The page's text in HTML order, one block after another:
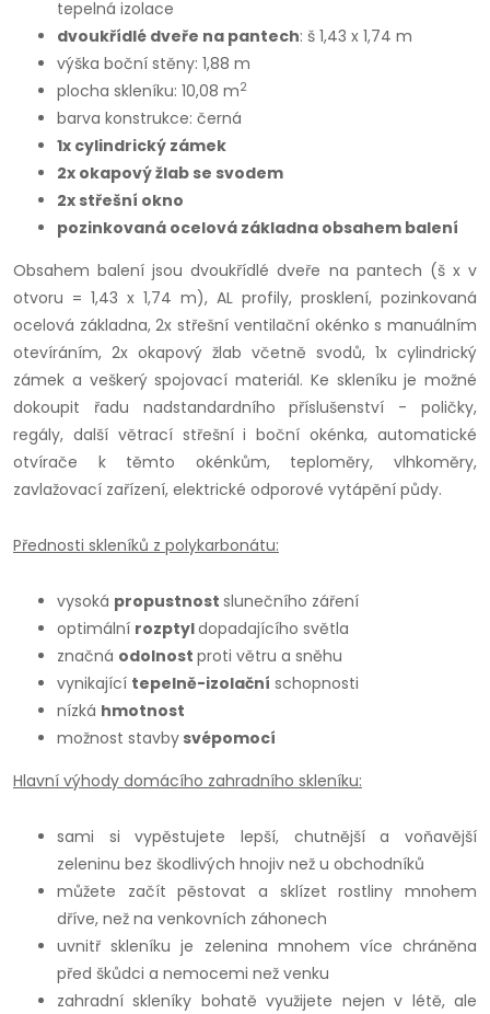
tepelná izolace
dvoukřídlé dveře na pantech: š 1,43 x 1,74 m
výška boční stěny: 1,88 m
plocha skleníku: 10,08 m2
barva konstrukce: černá
1x cylindrický zámek
2x okapový žlab se svodem
2x střešní okno
pozinkovaná ocelová základna obsahem balení
Obsahem balení jsou dvoukřídlé dveře na pantech (š x v
otvoru = 1,43 x 1,74 m), AL profily, prosklení, pozinkovaná
ocelová základna, 2x střešní ventilační okénko s manuálním
otevíráním, 2x okapový žlab včetně svodů, 1x cylindrický
zámek a veškerý spojovací materiál. Ke skleníku je možné
dokoupit řadu nadstandardního příslušenství - poličky,
regály, další větrací střešní i boční okénka, automatické
otvírače k těmto okénkům, teploměry, vlhkoměry,
zavlažovací zařízení, elektrické odporové vytápění půdy.
Přednosti skleníků z polykarbonátu:
vysoká propustnost slunečního záření
optimální rozptyldopadajícího světla
značná odolnost proti větru a sněhu
vynikající tepelně-izolační schopnosti
nízká hmotnost
možnost stavby svépomocí
Hlavní výhody domácího zahradního skleníku:
sami si vypěstujete lepší, chutnější a voňavější
zeleninu bez škodlivých hnojiv než u obchodníků
můžete začít pěstovat a sklízet rostliny mnohem
dříve, než na venkovních záhonech
uvnitř skleníku je zelenina mnohem více chráněna
před škůdci a nemocemi než venku
zahradní skleníky bohatě využijete nejen v létě, ale